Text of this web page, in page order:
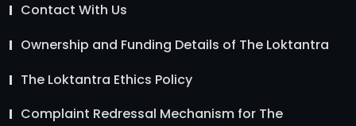
Contact With Us
Ownership and Funding Details of The Loktantra
The Loktantra Ethics Policy
Complaint Redressal Mechanism for The